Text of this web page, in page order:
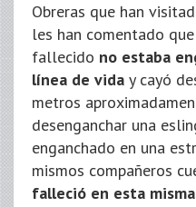
Obreras que han
les han comentado
fallecido no estaba
línea de vida y cayó
metros
desenganchar una
enganchado en una
mismos compañeros
falleció en esta